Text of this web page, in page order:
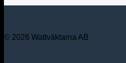
© 2026 Wattväktarna AB